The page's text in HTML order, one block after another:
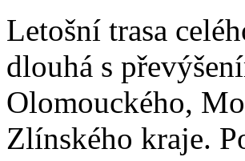
Letošní trasa
dlouhá s
Olomouckého,
Zlínského kraje.